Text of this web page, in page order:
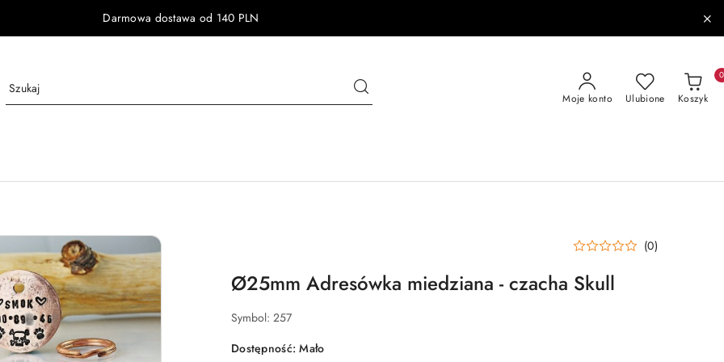
Darmowa dostawa od 140 PLN
Moje konto Ulubione Koszyk
0
(0)
Ø25mm Adresówka miedziana - czacha Skull
Symbol: 257
Dostępność:Mało